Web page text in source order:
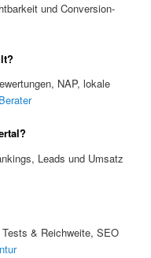
und Conversion-
NAP, lokale
Leads und Umsatz
& Reichweite, SEO